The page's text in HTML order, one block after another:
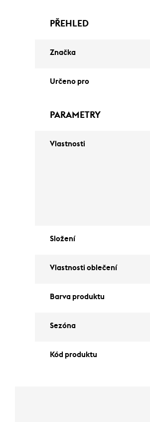
PŘEHLED
Značka
Určeno pro
PARAMETRY
Vlastnosti
Složení
Vlastnosti oblečení
Barva produktu
Sezóna
Kód produktu